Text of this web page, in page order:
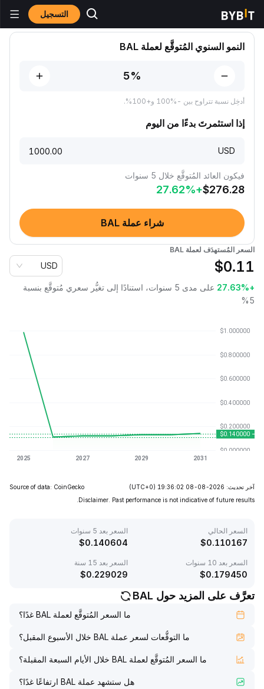
التسجيل توقُّعات الأسعار
النمو السنوي المُتوقَّع لعملة BAL
أدخِل نسبة تتراوح بين -‎100% و+100%‎.
إذا استثمرتَ بدءًا من اليوم
USD
فيكون العائد المُتوقَّع خلال 5 سنوات
$276.28
+
27.62%
شراء عملة BAL
السعر المُستهدَف لعملة BAL
$0.11
USD
+27.63%
على مدى 5 سنوات، استنادًا إلى تغيُّر سعري مُتوقَّع بنسبة
5%
آخر تحديث: 2026-08-08 19:36:02 (UTC+0)
Source of data: CoinGecko
Disclaimer. Past performance is not indicative of future results.
السعر الحالي
$0.110167
السعر بعد 5 سنوات
$0.140604
السعر بعد 10 سنوات
$0.179450
السعر بعد 15 سنة
$0.229029
تعرَّف على المزيد حول BAL
ما السعر المُتوقَّع لعملة BAL غدًا؟
ما التوقُّعات لسعر عملة BAL خلال الأسبوع المقبل؟
ما السعر المُتوقَّع لعملة BAL خلال الأيام السبعة المقبلة؟
هل ستشهد عملة BAL ارتفاعًا غدًا؟